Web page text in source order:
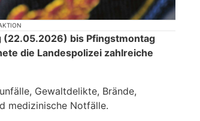
(22.05.2026) bis Pfingstmontag
die Landespolizei zahlreiche
Gewaltdelikte, Brände,
medizinische Notfälle.